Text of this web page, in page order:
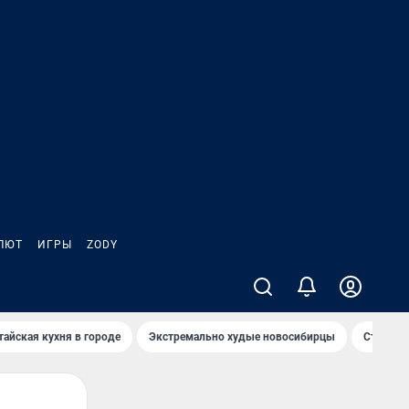
ИГРЫ ZODY
кухня в городе Экстремально худые новосибирцы Старт